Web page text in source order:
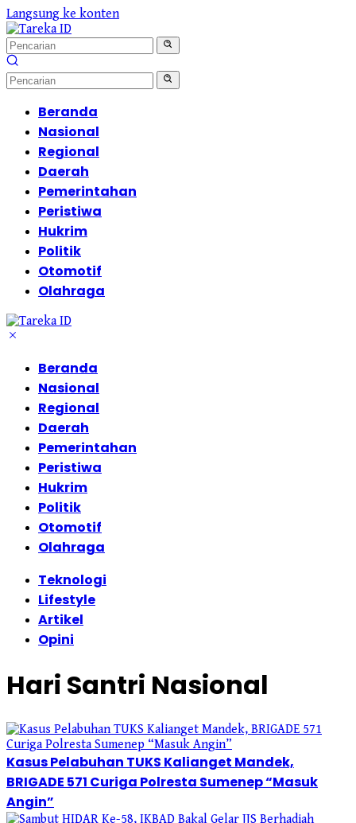
Langsung ke konten
Beranda
Nasional
Regional
Daerah
Pemerintahan
Peristiwa
Hukrim
Politik
Otomotif
Olahraga
Beranda
Nasional
Regional
Daerah
Pemerintahan
Peristiwa
Hukrim
Politik
Otomotif
Olahraga
Teknologi
Lifestyle
Artikel
Opini
Hari Santri Nasional
Kasus Pelabuhan TUKS Kalianget Mandek,
BRIGADE 571 Curiga Polresta Sumenep “Masuk
Angin”